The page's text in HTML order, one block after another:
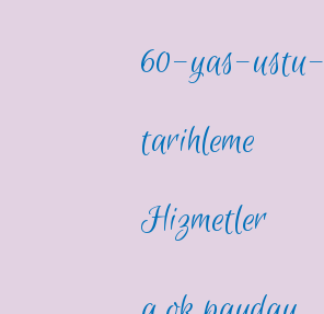
60-yas-ustu-
tarihleme
Hizmetler